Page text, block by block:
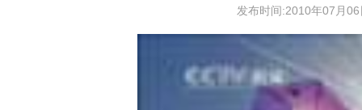
发布时间:2010年07月